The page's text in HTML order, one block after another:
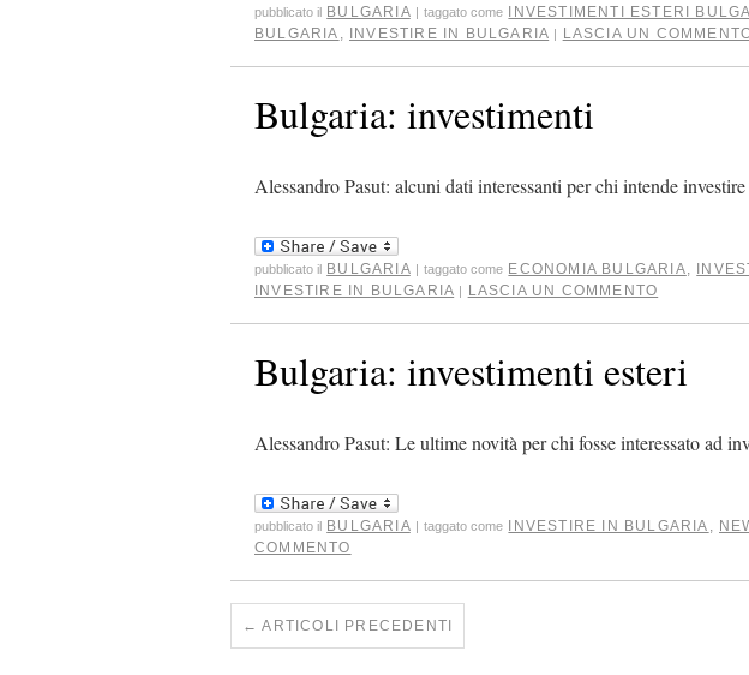
pubblicato il BULGARIA | taggato come INVESTIMENTI ESTERI
BULGARIA , INVESTIRE IN BULGARIA | LASCIA UN
Bulgaria: investimenti
Alessandro Pasut: alcuni dati interessanti per chi intende
pubblicato il BULGARIA | taggato come ECONOMIA BULGARIA,
INVESTIRE IN BULGARIA | LASCIA UN COMMENTO
Bulgaria: investimenti esteri
Alessandro Pasut: Le ultime novità per chi fosse interessato ad
pubblicato il BULGARIA | taggato come INVESTIRE IN BULGARIA ,
COMMENTO
← ARTICOLI PRECEDENTI